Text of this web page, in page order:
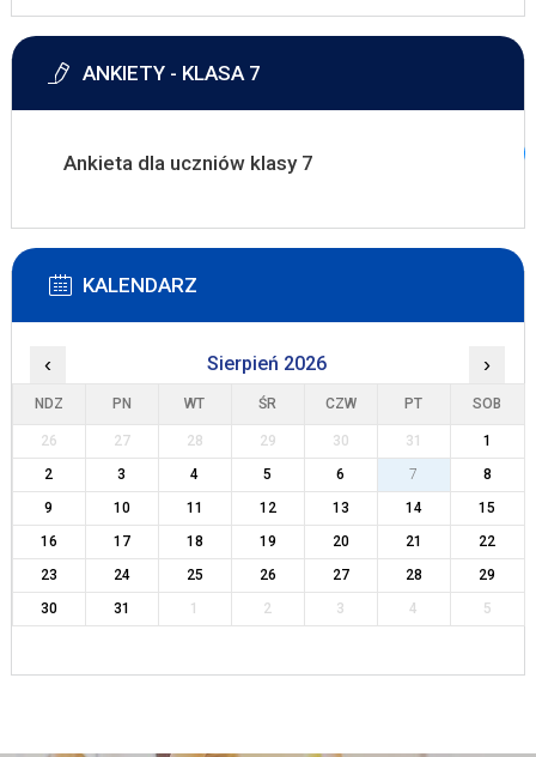
ANKIETY - KLASA 7
Ankieta dla uczniów klasy 7
KALENDARZ
‹ Sierpień 2026 ›
NDZ PN WT ŚR CZW PT SOB
26 27 28 29 30 31
1
2
3 4 5 6 7
8
9
10 11 12 13 14
15
16
17 18 19 20 21
22
23
24 25 26 27 28
29
30
31 1 2 3 4 5